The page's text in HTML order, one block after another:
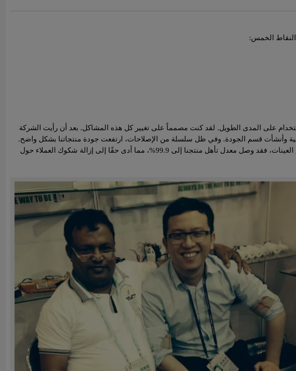
على المدى الطويل. لقد كنت مصمماً على تغيير كل هذه المشاكل. بعد أن رأيت الشركة
وأنشأت قسم الجودة. وفي ظل سلسلة من الإصلاحات، ارتفعت جودة منتجاتنا بشكل واضح.
من قبل، كنا نعرف جودة منتجاتنا فقط من خلال تعليقات العملاء. الآن نظرًا لأننا اعتمدنا الفحص الانتقائي لتجربة تقادم العينات، فقد وصل معدل تأهل منتجنا إلى 99.9%، مما أدى حقًا إلى إزالة شكوك العملاء حول